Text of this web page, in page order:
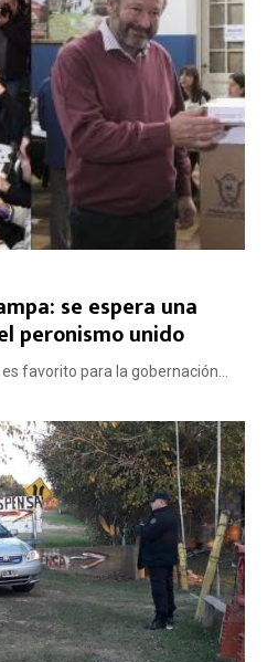
se espera una
peronismo unido
favorito para la gobernación...